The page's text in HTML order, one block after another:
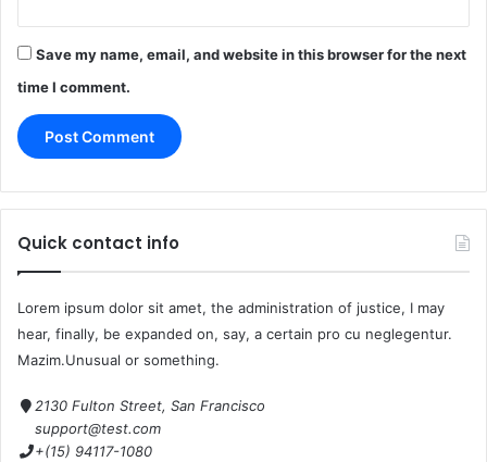
Save my name, email, and website in this browser for the next
time I comment.
Quick contact info
Lorem ipsum dolor sit amet, the administration of justice, I may
hear, finally, be expanded on, say, a certain pro cu neglegentur.
Mazim.Unusual or something.
2130 Fulton Street, San Francisco
support@test.com
+(15) 94117-1080